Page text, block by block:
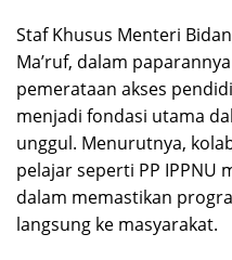
Staf Khusus Menteri
Ma’ruf, dalam
pemerataan akses
menjadi fondasi utama
unggul. Menurutnya,
pelajar seperti PP IPPNU
dalam memastikan
langsung ke masyarakat.